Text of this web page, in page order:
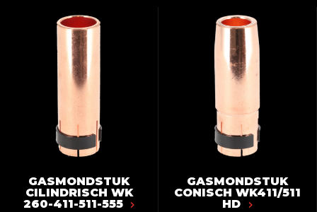
GASMONDSTUK
CILINDRISCH WK
260-411-511-555
GASMONDSTUK
CONISCH WK411/511
HD